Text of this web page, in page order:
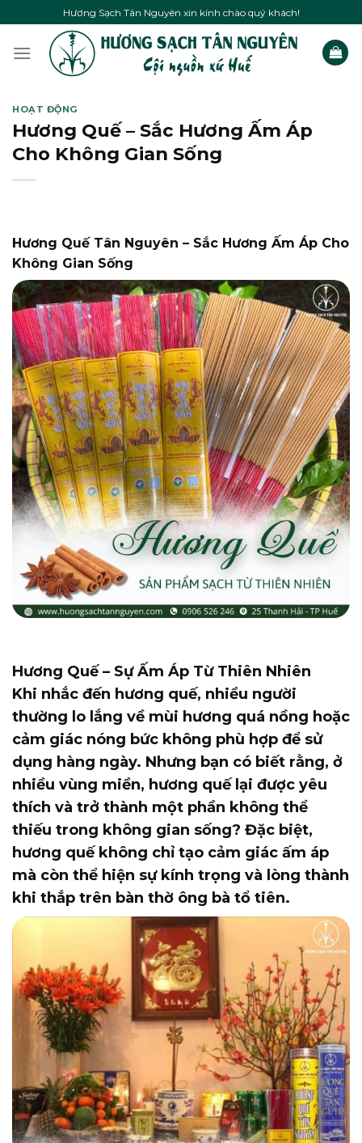
to
content
Hương Sạch Tân Nguyên xin kính chào quý khách!
HOẠT ĐỘNG
Hương Quế – Sắc Hương Ấm Áp
Cho Không Gian Sống
Hương Quế Tân Nguyên – Sắc Hương Ấm Áp Cho
Không Gian Sống
Hương Quế – Sự Ấm Áp Từ Thiên Nhiên
Khi nhắc đến hương quế, nhiều người
thường lo lắng về mùi hương quá nồng hoặc
cảm giác nóng bức không phù hợp để sử
dụng hàng ngày. Nhưng bạn có biết rằng, ở
nhiều vùng miền, hương quế lại được yêu
thích và trở thành một phần không thể
thiếu trong không gian sống? Đặc biệt,
hương quế không chỉ tạo cảm giác ấm áp
mà còn thể hiện sự kính trọng và lòng thành
khi thắp trên bàn thờ ông bà tổ tiên.